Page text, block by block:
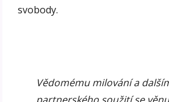
svobody.
Vědomému milování a